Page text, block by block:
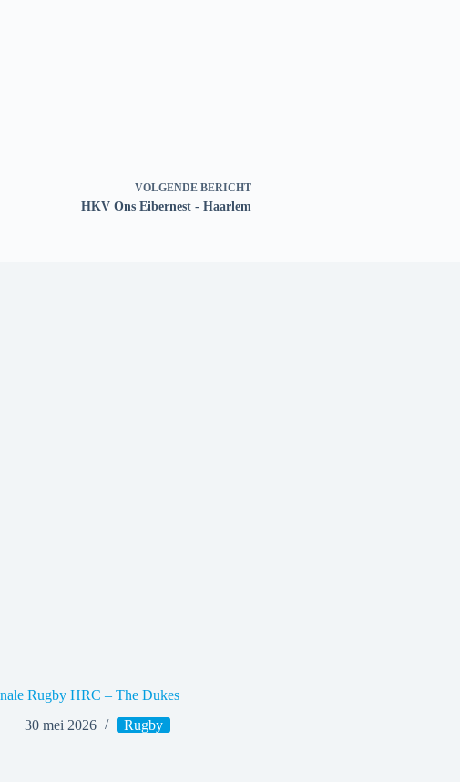
VOLGENDE BERICHT
HKV Ons Eibernest - Haarlem
Rugby HRC – The Dukes
30 mei 2026
Rugby